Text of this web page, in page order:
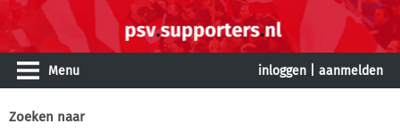
Menu inloggen aanmelden
Zoeken naar